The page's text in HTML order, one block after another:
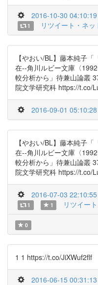
2016-10-30 04:10:19
1 リツイート・ネッ
【やおい/BL】藤本純子
在--角川ルビー文庫〈
較分析から」待兼山論叢
院文学研究科 https://t.co/
2016-09-01 05:10:28
【やおい/BL】藤本純子
在--角川ルビー文庫〈
較分析から」待兼山論叢
院文学研究科 https://t.co/
2016-07-03 22:10:55
1 1 リツイー
0
1 1 https://t.co/JiXWuf2flf
2016-06-15 00:31:13